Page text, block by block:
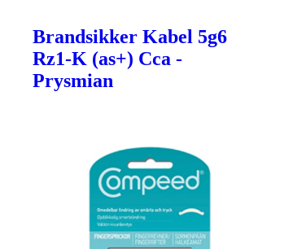
Brandsikker Kabel 5g6
Rz1-K (as+) Cca -
Prysmian